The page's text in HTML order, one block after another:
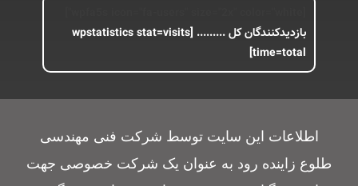
بازدیدکنندگان کل ......... [wpstatistics stat=visits
time=total]
اطلاعات این سایت توسط شرکت فنی مهندسی
طلوع زاینده رود به عنوان یک شرکت خصوصی جهت